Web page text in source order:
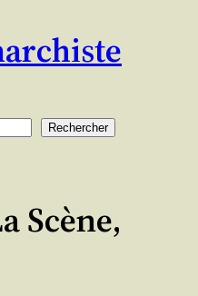
Rechercher
Scène,